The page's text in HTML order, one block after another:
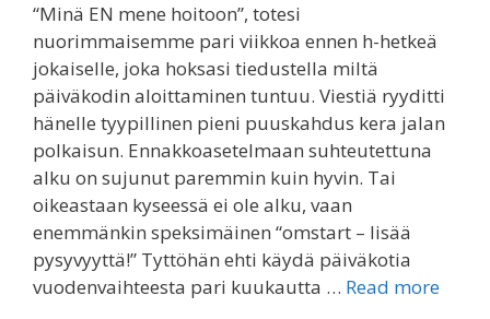
“Minä EN mene hoitoon”, totesi
nuorimmaisemme pari viikkoa ennen h-hetkeä
jokaiselle, joka hoksasi tiedustella miltä
päiväkodin aloittaminen tuntuu. Viestiä ryyditti
hänelle tyypillinen pieni puuskahdus kera jalan
polkaisun. Ennakkoasetelmaan suhteutettuna
alku on sujunut paremmin kuin hyvin. Tai
oikeastaan kyseessä ei ole alku, vaan
enemmänkin speksimäinen “omstart – lisää
pysyvyyttä!” Tyttöhän ehti käydä päiväkotia
vuodenvaihteesta pari kuukautta … Read more